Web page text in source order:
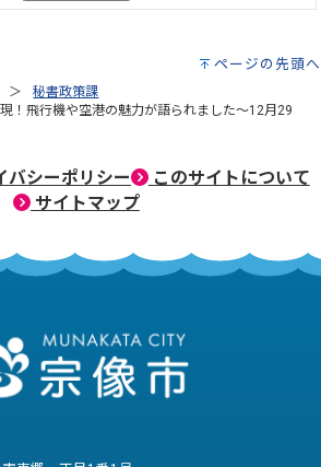
ページの先頭へ
秘書政策課
！飛行機や空港の魅力が語られました～12月29
バシーポリシー
このサイトについて
サイトマップ